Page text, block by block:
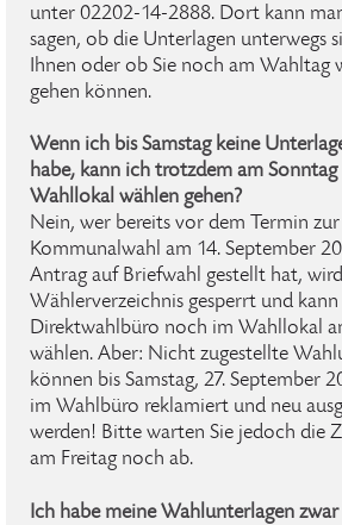
unter 02202-14-2888. Dort kann
sagen, ob die Unterlagen unterwegs
Ihnen oder ob Sie noch am Wahltag
gehen können.
Wenn ich bis Samstag keine
habe, kann ich trotzdem am
Wahllokal wählen gehen?
Nein, wer bereits vor dem Termin zur
Kommunalwahl am 14. September
Antrag auf Briefwahl gestellt hat,
Wählerverzeichnis gesperrt und
Direktwahlbüro noch im Wahllokal
wählen. Aber: Nicht zugestellte
können bis Samstag, 27. September
im Wahlbüro reklamiert und neu
werden! Bitte warten Sie jedoch die
am Freitag noch ab.
Ich habe meine Wahlunterlagen zwar